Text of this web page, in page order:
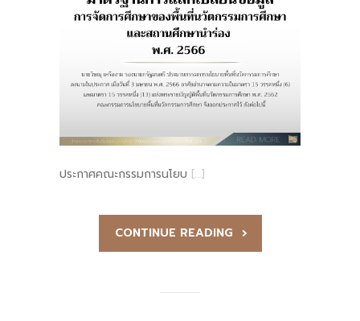
ประกาศคณะกรรมการนโยบ […]
CONTINUE READING